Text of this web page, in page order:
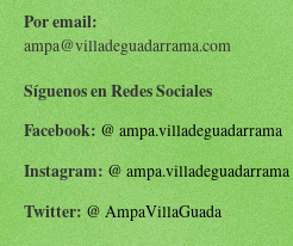
Por email:
ampa@villadeguadarrama.com
Síguenos en Redes Sociales
Facebook:@ampa.villadeguadarrama
Instagram:@ampa.villadeguadarrama
Twitter:@AmpaVillaGuada